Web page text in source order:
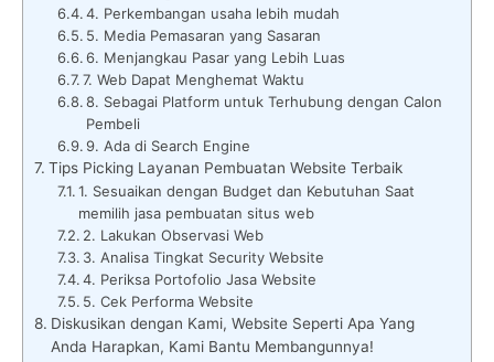
4. Perkembangan usaha lebih mudah
5. Media Pemasaran yang Sasaran
6. Menjangkau Pasar yang Lebih Luas
7. Web Dapat Menghemat Waktu
8. Sebagai Platform untuk Terhubung dengan Calon
Pembeli
9. Ada di Search Engine
Tips Picking Layanan Pembuatan Website Terbaik
1. Sesuaikan dengan Budget dan Kebutuhan Saat
memilih jasa pembuatan situs web
2. Lakukan Observasi Web
3. Analisa Tingkat Security Website
4. Periksa Portofolio Jasa Website
5. Cek Performa Website
Diskusikan dengan Kami, Website Seperti Apa Yang
Anda Harapkan, Kami Bantu Membangunnya!